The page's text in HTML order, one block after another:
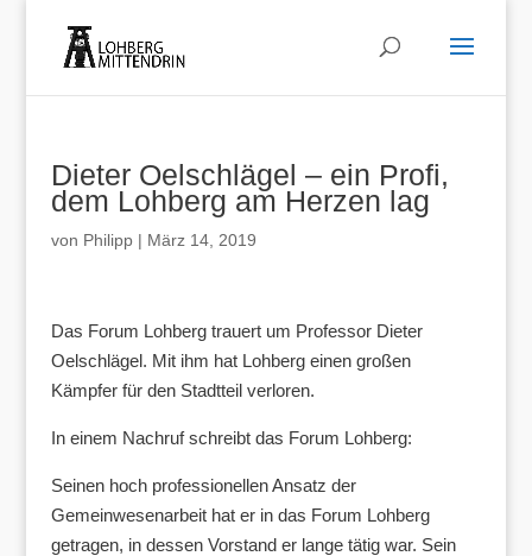
Dieter Oelschlägel – ein Profi,
dem Lohberg am Herzen lag
von Philipp| März 14, 2019
Das Forum Lohberg trauert um Professor Dieter
Oelschlägel. Mit ihm hat Lohberg einen großen
Kämpfer für den Stadtteil verloren.
In einem Nachruf schreibt das Forum Lohberg:
Seinen hoch professionellen Ansatz der
Gemeinwesenarbeit hat er in das Forum Lohberg
getragen, in dessen Vorstand er lange tätig war. Sein